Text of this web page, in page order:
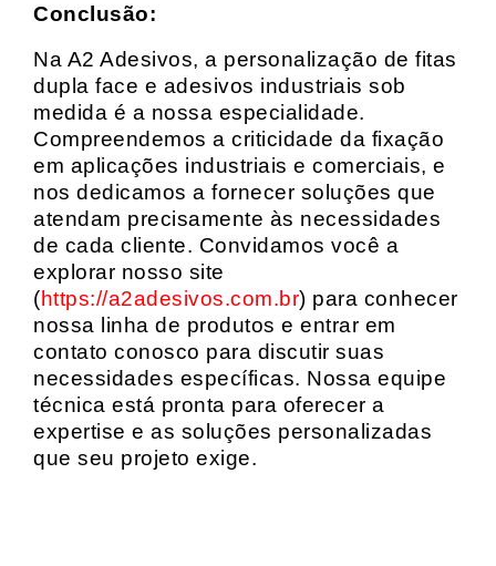
Conclusão:
Na A2 Adesivos, a personalização de fitas
dupla face e adesivos industriais sob
medida é a nossa especialidade.
Compreendemos a criticidade da fixação
em aplicações industriais e comerciais, e
nos dedicamos a fornecer soluções que
atendam precisamente às necessidades
de cada cliente. Convidamos você a
explorar nosso site
(https://a2adesivos.com.br) para conhecer
nossa linha de produtos e entrar em
contato conosco para discutir suas
necessidades específicas. Nossa equipe
técnica está pronta para oferecer a
expertise e as soluções personalizadas
que seu projeto exige.